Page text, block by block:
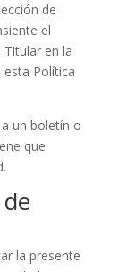
de
el
en la
esta Política
un boletín o
que
la presente